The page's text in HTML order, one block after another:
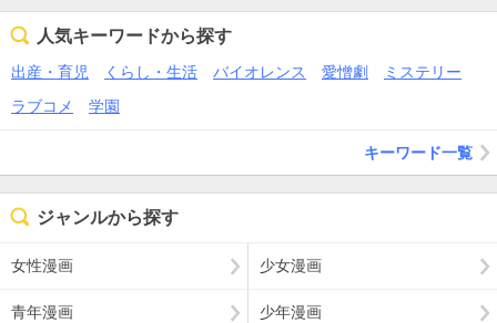
人気キーワードから探す
出産・育児 くらし・生活 バイオレンス 愛憎劇
ミステリー
ラブコメ
学園
キーワード一覧
ジャンルから探す
女性漫画 少女漫画
青年漫画 少年漫画